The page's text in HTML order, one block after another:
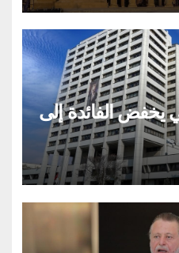
يخفض الفائدة إلى